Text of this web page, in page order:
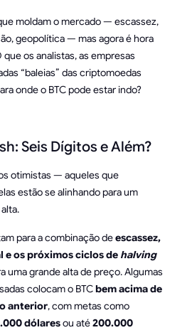
moldam o mercado — escassez,
geopolítica — mas agora é hora
os analistas, as empresas
“baleias” das criptomoedas
onde o BTC pode estar indo?
Seis Dígitos e Além?
otimistas — aqueles que
estão se alinhando para um
para a combinação deescassez,
os próximos ciclos de halving
uma grande alta de preço. Algumas
colocam o BTCbem acima de
anterior, com metas como
dólaresou até200.000